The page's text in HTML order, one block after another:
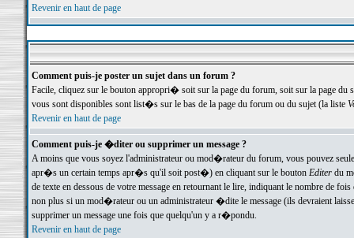
Revenir en haut de page
Comment puis-je poster un sujet dans un forum ?
Facile, cliquez sur le bouton appropri� soit sur la page du forum, soit sur la page du
vous sont disponibles sont list�s sur le bas de la page du forum ou du sujet (la liste
Revenir en haut de page
Comment puis-je �diter ou supprimer un message ?
A moins que vous soyez l'administrateur ou mod�rateur du forum, vous pouvez
apr�s un certain temps apr�s qu'il soit post�) en cliquant sur le bouton Editerdu
de texte en dessous de votre message en retournant le lire, indiquant le nombre
non plus si un mod�rateur ou un administrateur �dite le message (ils devraient
supprimer un message une fois que quelqu'un y a r�pondu.
Revenir en haut de page